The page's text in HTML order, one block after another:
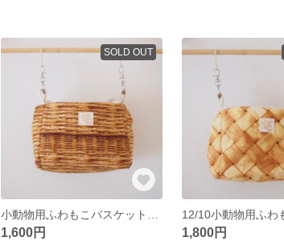
SOLD OUT
1,600円 1,800円